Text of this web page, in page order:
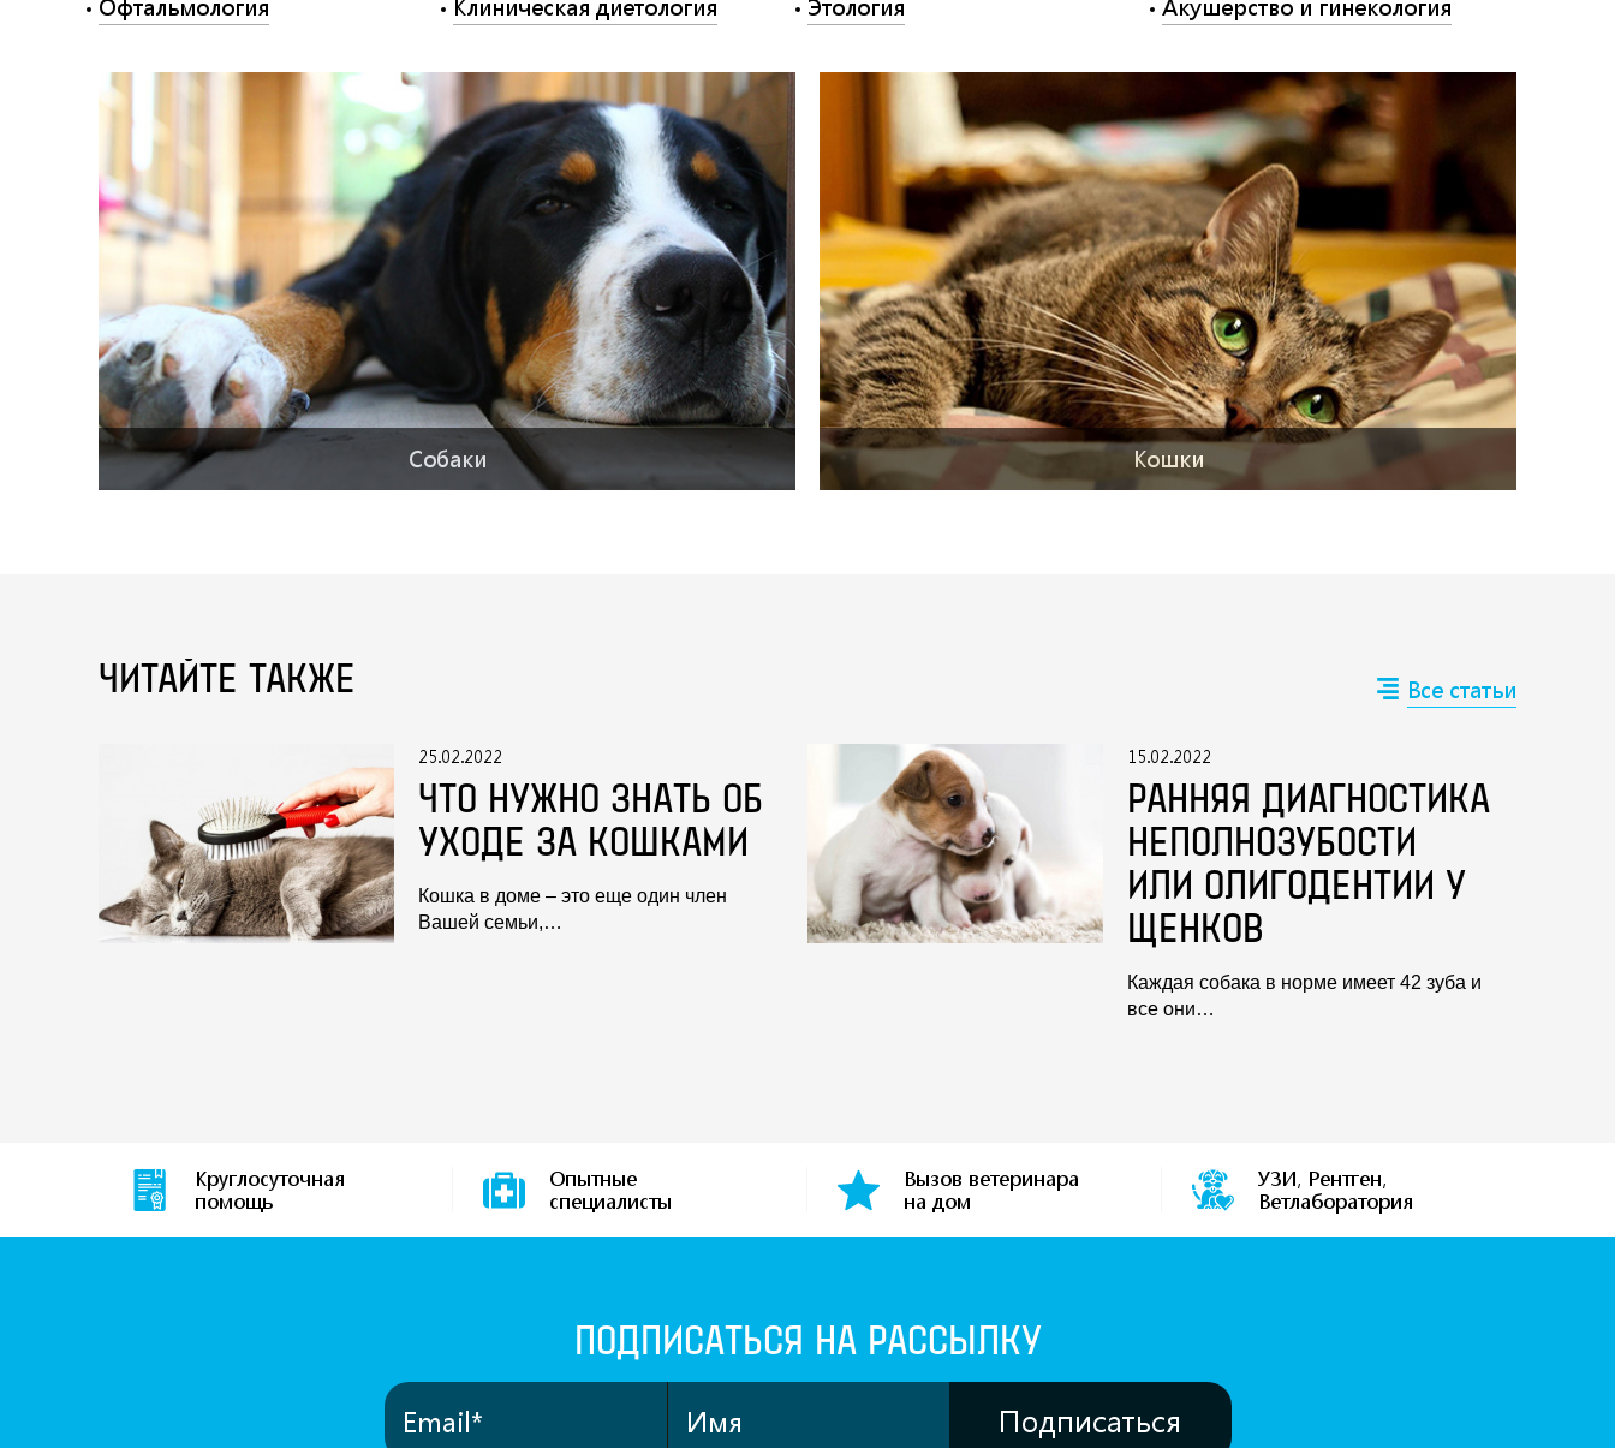
Офтальмология Клиническая диетология Этология Акушерство и гинекология
Собаки Кошки
ЧИТАЙТЕ ТАКЖЕ Все статьи
25.02.2022
ЧТО НУЖНО ЗНАТЬ ОБ
УХОДЕ ЗА КОШКАМИ
Кошка в доме – это еще один член
Вашей семьи,…
15.02.2022
РАННЯЯ ДИАГНОСТИКА
НЕПОЛНОЗУБОСТИ
ИЛИ ОЛИГОДЕНТИИ У
ЩЕНКОВ
Каждая собака в норме имеет 42 зуба и
все они…
Круглосуточная
помощь
Опытные
специалисты
Вызов ветеринара
на дом
УЗИ, Рентген,
Ветлаборатория
ПОДПИСАТЬСЯ НА РАССЫЛКУ